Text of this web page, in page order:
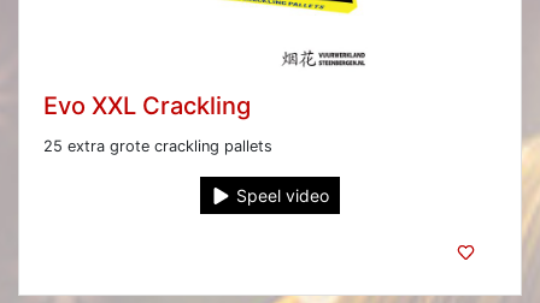
Evo XXL Crackling
25 extra grote crackling pallets
Speel video